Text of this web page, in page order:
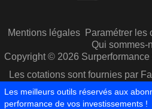
Mentions légales Paramétrer les
Qui sommes-
Copyright © 2026
Les cotations sont fournies par
Capital IQ
Les meilleurs outils réservés aux
performance de vos investissements !